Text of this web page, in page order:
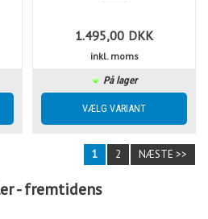
1.495,00 DKK
inkl. moms
På lager
1 2 NÆSTE >>
- fremtidens